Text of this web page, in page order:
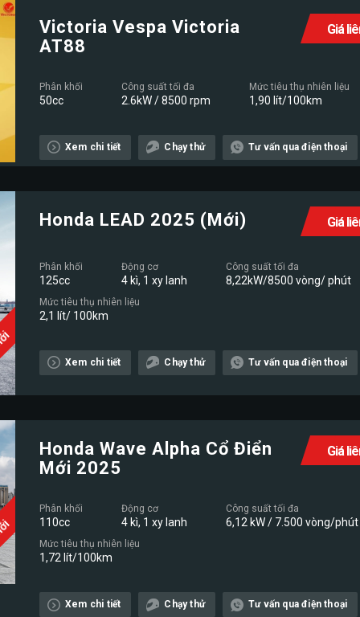
Giá
Victoria Vespa Victoria
AT88
Phân khối
50cc
Công suất tối đa
2.6kW / 8500 rpm
Mức tiêu thụ nhiên liệu
1,90 lít/100km
Xem chi tiết Chạy thử Tư vấn qua điện thoại
Giá
Honda LEAD 2025 (Mới)
Phân khối
125cc
Động cơ
4 kì, 1 xy lanh
Công suất tối đa
8,22kW/8500 vòng/ phút
Mức tiêu thụ nhiên liệu
2,1 lít/ 100km
Xem chi tiết Chạy thử Tư vấn qua điện thoại
Giá
Honda Wave Alpha Cổ Điển
Mới 2025
Phân khối
110cc
Động cơ
4 kì, 1 xy lanh
Công suất tối đa
6,12 kW / 7.500 vòng/phút
Mức tiêu thụ nhiên liệu
1,72 lít/100km
Xem chi tiết Chạy thử Tư vấn qua điện thoại